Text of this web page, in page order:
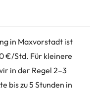
in Maxvorstadt ist
€/Std. Für kleinere
in der Regel 2–3
bis zu 5 Stunden in